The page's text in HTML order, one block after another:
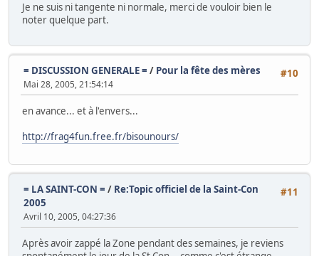
Je ne suis ni tangente ni normale, merci de vouloir bien le
noter quelque part.
#10
= DISCUSSION GENERALE = / Pour la fête des mères
Mai 28, 2005, 21:54:14
en avance... et à l'envers...
http://frag4fun.free.fr/bisounours/
#11
= LA SAINT-CON = / Re:Topic officiel de la Saint-Con
2005
Avril 10, 2005, 04:27:36
Après avoir zappé la Zone pendant des semaines, je reviens